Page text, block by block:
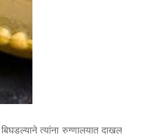
त्यांना रुग्णालयात दाखल